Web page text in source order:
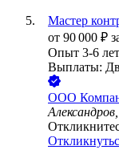
Мастер
от 90 000 ₽
Опыт 3-6 лет
Выплаты:
ООО